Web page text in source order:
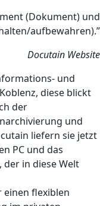
ment (Dokument) und
aufbewahren).”
Docutain Website
und
diese blickt
der
und
liefern sie jetzt
PC und das
in diese Welt
flexiblen